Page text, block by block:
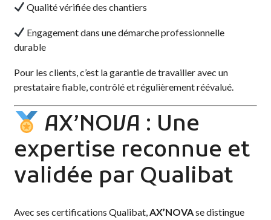
Qualité vérifiée des chantiers
Engagement dans une démarche professionnelle
durable
Pour les clients, c’est la garantie de travailler avec un
prestataire fiable, contrôlé et régulièrement réévalué.
AX’NOVA : Une
expertise reconnue et
validée par Qualibat
Avec ses certifications Qualibat,AX’NOVAse distingue